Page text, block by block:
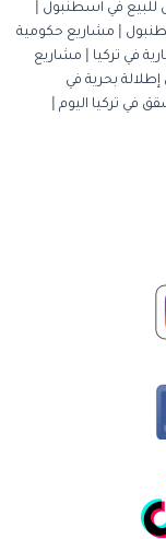
للبيع في اسطنبول
مشاريع حكومية
في تركيا
مشاريع
بحرية في
في تركيا اليوم